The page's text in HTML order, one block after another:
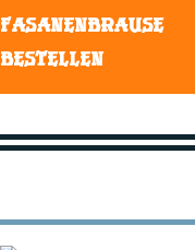
FASANENBRAUSE
BESTELLEN